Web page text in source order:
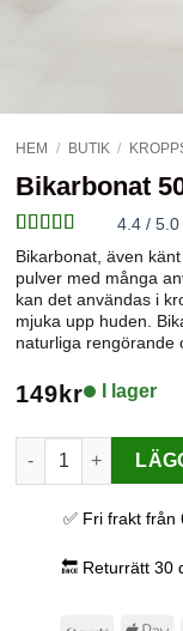
HEM / BUTIK /
Bikarbonat
Betygsatt
4.38
baserat på
16
kundrecensioner
4.4 /
Bikarbonat, även
pulver med många
kan det användas i
mjuka upp huden.
naturliga rengörande
149 kr I lager
Bikarbonat 500g
✅ Fri frakt från
🔙 Returrätt 30